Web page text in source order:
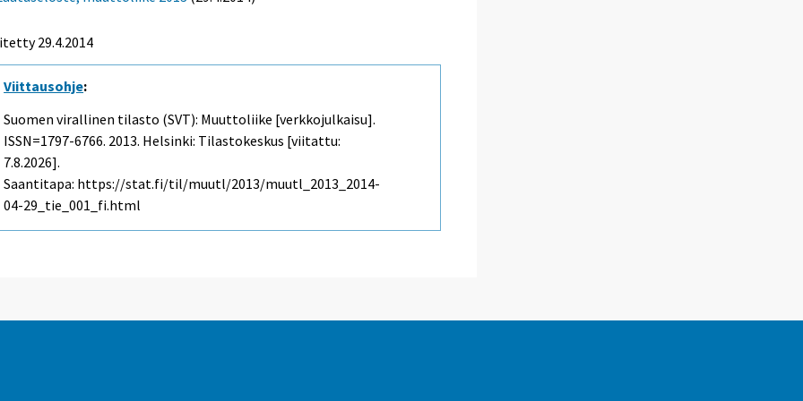
29.4.2014
Viittausohje:
Suomen virallinen tilasto (SVT): Muuttoliike [verkkojulkaisu].
ISSN=1797-6766. 2013. Helsinki: Tilastokeskus [viitattu:
7.8.2026].
Saantitapa: https://stat.fi/til/muutl/2013/muutl_2013_2014-
04-29_tie_001_fi.html